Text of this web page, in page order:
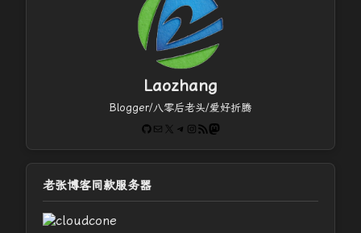
Laozhang
Blogger/八零后老头/爱好折腾
GitHub
电子邮件 X Telegram
Instagram
RSS FeedMastodon
老张博客同款服务器